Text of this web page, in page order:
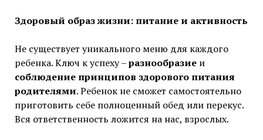
Здоровый образ жизни: питание и активность
Не существует уникального меню для каждого
ребенка. Ключ к успеху –разнообразиеи
соблюдение принципов здорового питания
родителями. Ребенок не сможет самостоятельно
приготовить себе полноценный обед или перекус.
Вся ответственность ложится на нас, взрослых.